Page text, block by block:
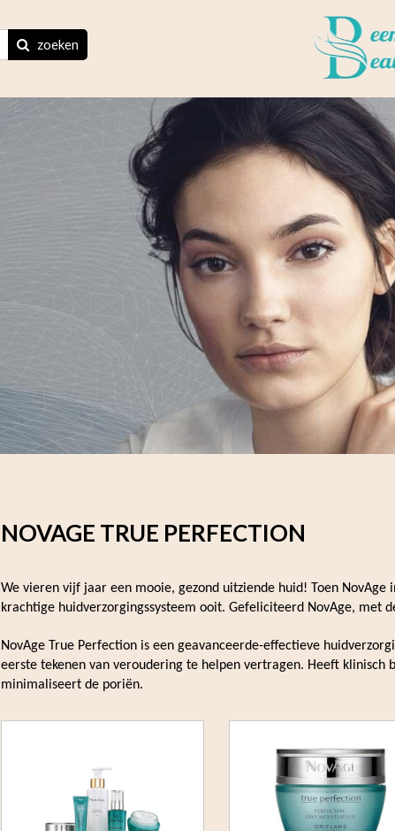
zoeken
NOVAGE TRUE PERFECTION
We vieren vijf jaar een mooie, gezond uitziende huid! Toen
krachtige huidverzorgingssysteem ooit. Gefeliciteerd NovAge,
NovAge True Perfection is een geavanceerde-effectieve
eerste tekenen van veroudering te helpen vertragen. Heeft
minimaliseert de poriën.